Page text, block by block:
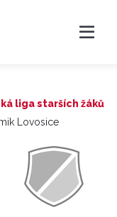
liga starších žáků
Lovosice